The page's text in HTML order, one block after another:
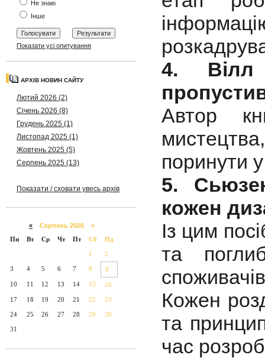
Не знаю
Інше
Показати усі опитування
АРХІВ НОВИН САЙТУ
Лютий 2026 (2)
Січень 2026 (8)
Грудень 2025 (1)
Листопад 2025 (1)
Жовтень 2025 (5)
Серпень 2025 (13)
Показати / сховати увесь архів
« Серпень 2026 »
Пн
Вт Ср Чт Пт Сб Нд
1 2
3 4 5 6 7 8 9
10 11 12 13 14 15 16
17 18 19 20 21 22 23
24 25 26 27 28 29 30
31
4.
Автор
поринути у
5.
кожен
Із цим
та
Кожен
та
час